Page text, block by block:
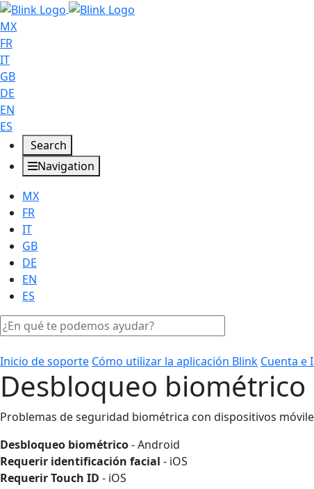
MX
FR
IT
GB
DE
EN
ES
Search
Navigation
MX
FR
IT
GB
DE
EN
ES
Inicio de soporte Cómo utilizar la aplicación Blink Cuenta e
Desbloqueo biométrico
Problemas de seguridad biométrica con dispositivos
Desbloqueo biométrico- Android
Requerir identificación facial - iOS
Requerir Touch ID - iOS